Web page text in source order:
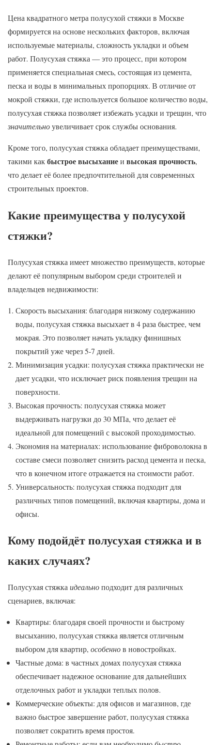
Цена квадратного метра полусухой стяжки в Москве
формируется на основе нескольких факторов, включая
используемые материалы, сложность укладки и объем
работ. Полусухая стяжка — это процесс, при котором
применяется специальная смесь, состоящая из цемента,
песка и воды в минимальных пропорциях. В отличие от
мокрой стяжки, где используется большое количество воды,
полусухая стяжка позволяет избежать усадки и трещин, что
значительноувеличивает срок службы основания.
Кроме того, полусухая стяжка обладает преимуществами,
такими какбыстрое высыханиеи высокая прочность,
что делает её более предпочтительной для современных
строительных проектов.
Какие преимущества у полусухой
стяжки?
Полусухая стяжка имеет множество преимуществ, которые
делают её популярным выбором среди строителей и
владельцев недвижимости:
Скорость высыхания: благодаря низкому содержанию
воды, полусухая стяжка высыхает в 4 раза быстрее, чем
мокрая. Это позволяет начать укладку финишных
покрытий уже через 5-7 дней.
Минимизация усадки: полусухая стяжка практически не
дает усадки, что исключает риск появления трещин на
поверхности.
Высокая прочность: полусухая стяжка может
выдерживать нагрузки до 30 МПа, что делает её
идеальной для помещений с высокой проходимостью.
Экономия на материалах: использование фиброволокна в
составе смеси позволяет снизить расход цемента и песка,
что в конечном итоге отражается на стоимости работ.
Универсальность: полусухая стяжка подходит для
различных типов помещений, включая квартиры, дома и
офисы.
Кому подойдёт полусухая стяжка и в
каких случаях?
Полусухая стяжкаидеальноподходит для различных
сценариев, включая:
Квартиры: благодаря своей прочности и быстрому
высыханию, полусухая стяжка является отличным
выбором для квартир, особеннов новостройках.
Частные дома: в частных домах полусухая стяжка
обеспечивает надежное основание для дальнейших
отделочных работ и укладки теплых полов.
Коммерческие объекты: для офисов и магазинов, где
важно быстрое завершение работ, полусухая стяжка
позволяет сократить время простоя.